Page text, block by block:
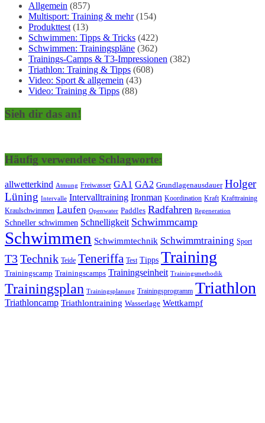
Allgemein (857)
Multisport: Training & mehr(154)
Produkttest (13)
Schwimmen: Tipps & Tricks (422)
Schwimmen: Trainingspläne (362)
Trainings-Camps & T3-Impressionen (382)
Triathlon: Training & Tipps (608)
Video: Sport & allgemein (43)
Video: Training & Tipps (88)
Sieh dir das an!
Häufig verwendete Schlagworte:
allwetterkind Atmung Freiwasser GA1 GA2 Grundlagenausdauer Holger
Lüning Intervalle Intervalltraining Ironman Koordination Kraft Krafttraining
Kraulschwimmen Laufen Openwater Paddles Radfahren Regeneration
Schneller schwimmen Schnelligkeit Schwimmcamp
Schwimmen Schwimmtechnik Schwimmtraining Sport
T3Technik Teide Teneriffa Test Tipps Training
Trainingscamp Trainingscamps Trainingseinheit Trainingsmethodik
Trainingsplan Trainingsplanung Trainingsprogramm Triathlon
Triathloncamp Triathlontraining Wasserlage Wettkampf